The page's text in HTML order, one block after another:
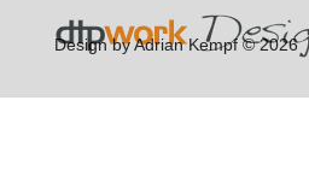
Design by Adrian Kempf © 2026